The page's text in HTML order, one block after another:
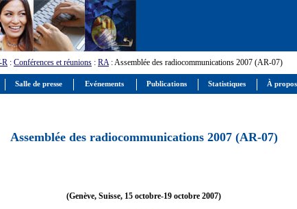
R : Conférences et réunions : RA: Assemblée des radiocommunications 2007 (AR-07)
Assemblée des radiocommunications 2007 (AR-07)
(Genève, Suisse, 15 octobre-19 octobre 2007)
Salle de presse Evénements Publications Statistiques À